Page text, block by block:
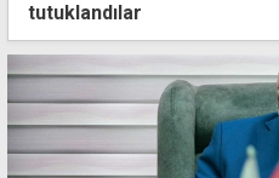
tutuklandılar